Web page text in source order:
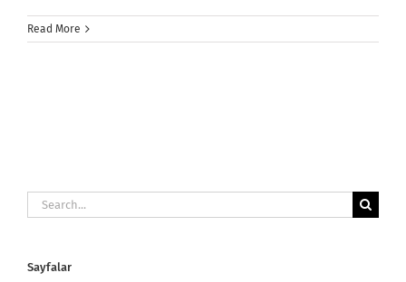
Read More
Search
for:
Sayfalar